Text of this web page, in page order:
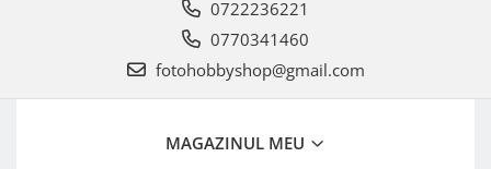
Reviste, carti si software
Aparate foto SECOND HAND
Aparate foto Mirrorless (SH)
0722236221
0770341460
fotohobbyshop@gmail.com
MAGAZINUL MEU